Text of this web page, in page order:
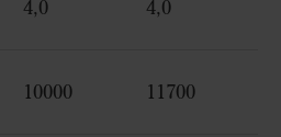
4,0 4,0
10000 11700